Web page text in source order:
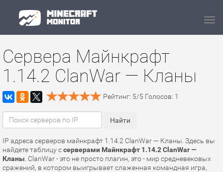
Сервера Майнкрафт
1.14.2 ClanWar — Кланы
Рейтинг: 5/5 Голосов: 1
IP адреса серверов майнкрафт 1.14.2 ClanWar — Кланы. Здесь вы
найдете таблицу ссерверами Майнкрафт 1.14.2 ClanWar —
Кланы . ClanWar - это не просто плагин, это - мир средневековых
сражений, в котором выигрывает слаженная командная игра,